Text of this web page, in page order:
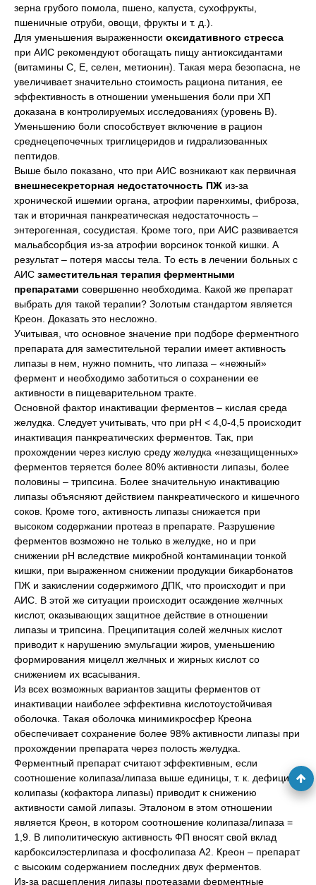
зерна грубого помола, пшено, капуста, сухофрукты,
пшеничные отруби, овощи, фрукты и т. д.).
Для уменьшения выраженности оксидативного стресса
при АИС рекомендуют обогащать пищу антиоксидантами
(витамины C, E, селен, метионин). Такая мера безопасна, не
увеличивает значительно стоимость рациона питания, ее
эффективность в отношении уменьшения боли при ХП
доказана в контролируемых исследованиях (уровень B).
Уменьшению боли способствует включение в рацион
среднецепочечных триглицеридов и гидрализованных
пептидов.
Выше было показано, что при АИС возникают как первичная
внешнесекреторная недостаточность ПЖ из-за
хронической ишемии органа, атрофии паренхимы, фиброза,
так и вторичная панкреатическая недостаточность –
энтерогенная, сосудистая. Кроме того, при АИС развивается
мальабсорбция из-за атрофии ворсинок тонкой кишки. А
результат – потеря массы тела. То есть в лечении больных с
АИС заместительная терапия ферментными
препаратами совершенно необходима. Какой же препарат
выбрать для такой терапии? Золотым стандартом является
Креон. Доказать это несложно.
Учитывая, что основное значение при подборе ферментного
препарата для заместительной терапии имеет активность
липазы в нем, нужно помнить, что липаза – «нежный»
фермент и необходимо заботиться о сохранении ее
активности в пищеварительном тракте.
Основной фактор инактивации ферментов – кислая среда
желудка. Следует учитывать, что при рН < 4,0-4,5 происходит
инактивация панкреатических ферментов. Так, при
прохождении через кислую среду желудка «незащищенных»
ферментов теряется более 80% активности липазы, более
половины – трипсина. Более значительную инактивацию
липазы объясняют действием панкреатического и кишечного
соков. Кроме того, активность липазы снижается при
высоком содержании протеаз в препарате. Разрушение
ферментов возможно не только в желудке, но и при
снижении рН вследствие микробной контаминации тонкой
кишки, при выраженном снижении продукции бикарбонатов
ПЖ и закислении содержимого ДПК, что происходит и при
АИС. В этой же ситуации происходит осаждение желчных
кислот, оказывающих защитное действие в отношении
липазы и трипсина. Преципитация солей желчных кислот
приводит к нарушению эмульгации жиров, уменьшению
формирования мицелл желчных и жирных кислот со
снижением их всасывания.
Из всех возможных вариантов защиты ферментов от
инактивации наиболее эффективна кислотоустойчивая
оболочка. Такая оболочка минимикросфер Креона
обеспечивает сохранение более 98% активности липазы при
прохождении препарата через полость желудка.
Ферментный препарат считают эффективным, если
соотношение колипаза/липаза выше единицы, т. к. дефицит
колипазы (кофактора липазы) приводит к снижению
активности самой липазы. Эталоном в этом отношении
является Креон, в котором соотношение колипаза/липаза =
1,9. В липолитическую активность ФП вносят свой вклад
карбоксилэстерлипаза и фосфолипаза А2. Креон – препарат
с высоким содержанием последних двух ферментов.
Из-за расщепления липазы протеазами ферментные